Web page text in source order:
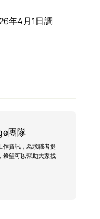
年4月1日調
團隊
作資訊，為求職者提
希望可以幫助大家找